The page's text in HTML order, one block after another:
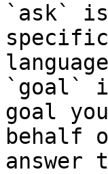
`ask`
`goal`
goal
behalf
answer